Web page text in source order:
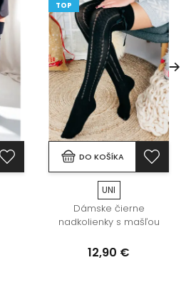
TOP
DO KOŠÍKA
UNI
Dámske čierne
nadkolienky s mašľou
12,90 €